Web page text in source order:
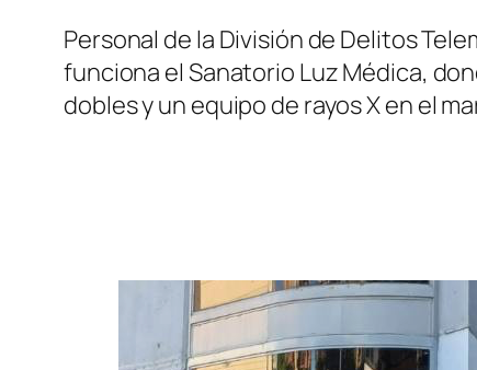
Personal de la División de Delitos
funciona el Sanatorio Luz Médica,
dobles y un equipo de rayos X en el